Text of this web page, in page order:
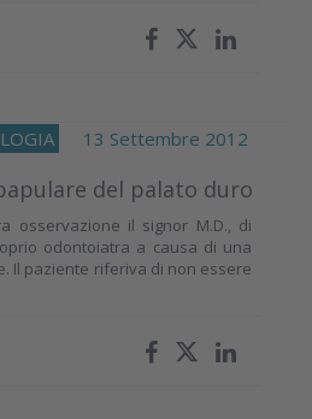
13 Settembre 2012
del palato duro
osservazione il signor M.D., di
odontoiatra a causa di una
Il paziente riferiva di non essere